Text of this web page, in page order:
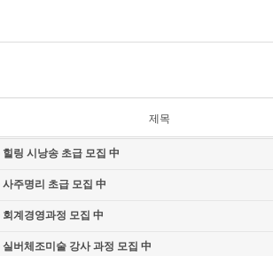
제목
링 시낭송 초급 모집 中
주명리 초급 모집 中
계경영과정 모집 中
버체조미술 강사 과정 모집 中